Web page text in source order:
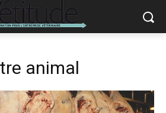
animal